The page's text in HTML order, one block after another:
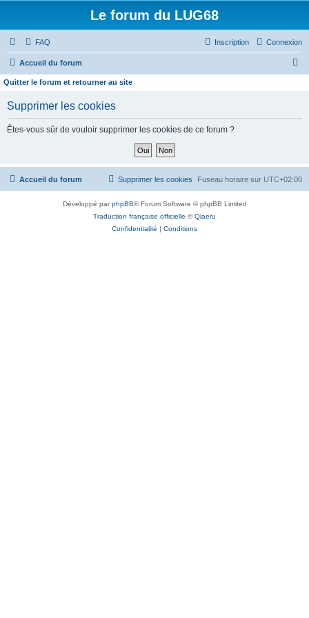
Le forum du LUG68
FAQ Connexion
Inscription
Accueil du forum
h
Quitter le forum et retourner au site
Supprimer les cookies
Êtes-vous sûr de vouloir supprimer les cookies de ce forum ?
Accueil du forum Fuseau horaire sur UTC+02:00
Supprimer les cookies
Développé parphpBB® Forum Software © phpBB Limited
Traduction française officielle ©Qiaeru
Confidentialité | Conditions